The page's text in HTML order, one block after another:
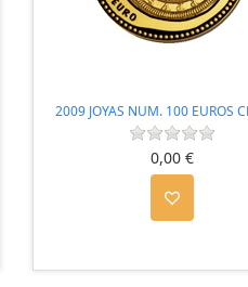
2009 JOYAS NUM. 100 EUROS
0,00 €